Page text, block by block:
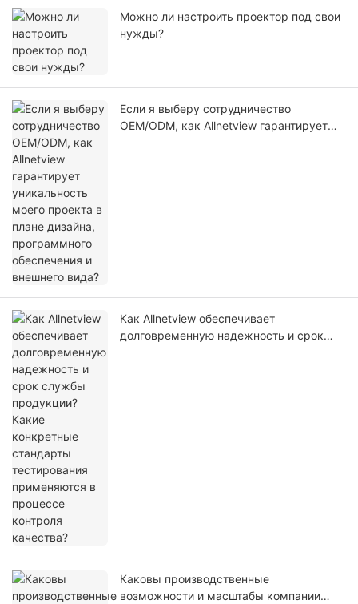
Можно ли настроить проектор под свои
нужды?
Если я выберу сотрудничество
OEM/ODM, как Allnetview гарантирует
Как Allnetview обеспечивает
долговременную надежность и срок
Каковы производственные
возможности и масштабы компании